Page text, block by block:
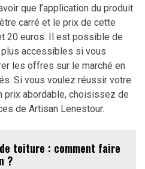
que l’application du produit
carré et le prix de cette
20 euros. Il est possible de
accessibles si vous
les offres sur le marché en
Si vous voulez réussir votre
prix abordable, choisissez de
de Artisan Lenestour.
toiture : comment faire
?